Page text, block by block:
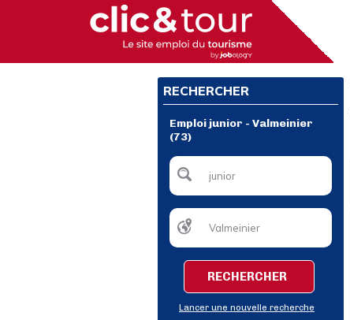
RECHERCHER
Emploi junior - Valmeinier
(73)
RECHERCHER
Lancer une nouvelle recherche